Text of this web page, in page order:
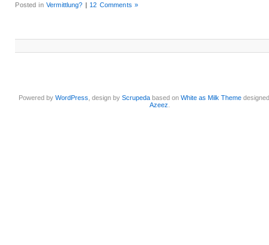
Posted inVermittlung? | 12 Comments »
Powered byWordPress , design byScrupeda based onWhite as Milk Theme
Azeez